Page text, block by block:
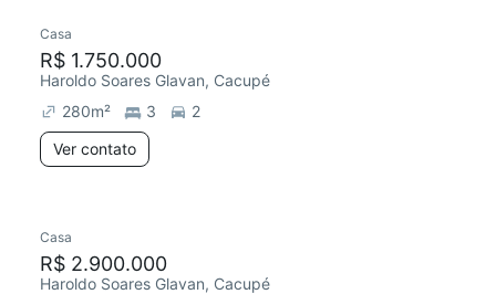
Casa
R$ 1.750.000
Haroldo Soares Glavan, Cacupé
280m² 3
2
Ver contato
Casa
R$ 2.900.000
Haroldo Soares Glavan, Cacupé